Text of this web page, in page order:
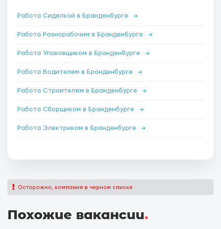
Работа Сиделкой в Бранденбурге →
Работа Разнорабочим в Бранденбурге →
Работа Упаковщиком в Бранденбурге →
Работа Водителем в Бранденбурге →
Работа Строителем в Бранденбурге →
Работа Сборщиком в Бранденбурге →
Работа Электриком в Бранденбурге →
Осторожно, компания в черном списке
Похожие вакансии.